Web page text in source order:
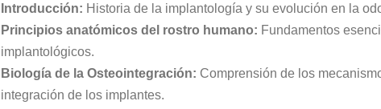
Introducción: Historia de la implantología y su evolución en la
Principios anatómicos del rostro humano: Fundamentos
implantológicos.
Biología de la Osteointegración: Comprensión de los
integración de los implantes.